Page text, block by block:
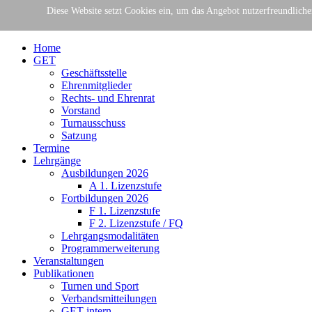
Gemeinschaft Essener Turnvereine e.V. Der Verband für Gymnastik +
Home
GET
Geschäftsstelle
Ehrenmitglieder
Rechts- und Ehrenrat
Vorstand
Turnausschuss
Satzung
Termine
Lehrgänge
Ausbildungen 2026
A 1. Lizenzstufe
Fortbildungen 2026
F 1. Lizenzstufe
F 2. Lizenzstufe / FQ
Lehrgangsmodalitäten
Programmerweiterung
Veranstaltungen
Publikationen
Turnen und Sport
Verbandsmitteilungen
Diese Website setzt Cookies ein, um das Angebot